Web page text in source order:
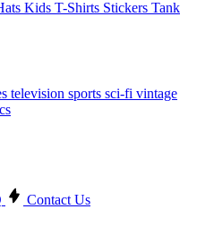
Kids T-Shirts Stickers Tank
television sports sci-fi vintage
Contact Us